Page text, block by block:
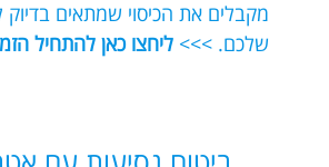
מקבלים את הכיסוי שמתאים בדיוק
שלכם. >>> ליחצו כאן להתחיל